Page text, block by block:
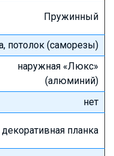
Пружинный
потолок (саморезы)
наружная «Люкс»
(алюминий)
нет
декоративная планка